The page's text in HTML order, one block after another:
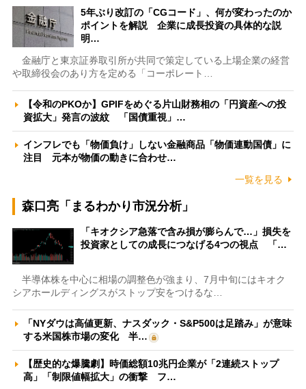
5年ぶり改訂の「CGコード」、何が変わったのか
ポイントを解説 企業に成長投資の具体的な説
明…
金融庁と東京証券取引所が共同で策定している上場企業の経営
や取締役会のあり方を定める「コーポレート…
【令和のPKOか】GPIFをめぐる片山財務相の「円資産への投
資拡大」発言の波紋 「国債重視」…
インフレでも「物価負け」しない金融商品「物価連動国債」に
注目 元本が物価の動きに合わせ…
一覧を見る
森口亮「まるわかり市況分析」
「キオクシア急落で含み損が膨らんで…」損失を
投資家としての成長につなげる4つの視点 「…
半導体株を中心に相場の調整色が強まり、7月中旬にはキオク
シアホールディングスがストップ安をつけるな…
「NYダウは高値更新、ナスダック・S&P500は足踏み」が意味
する米国株市場の変化 半…
【歴史的な爆騰劇】時価総額10兆円企業が「2連続ストップ
高」「制限値幅拡大」の衝撃 フ…